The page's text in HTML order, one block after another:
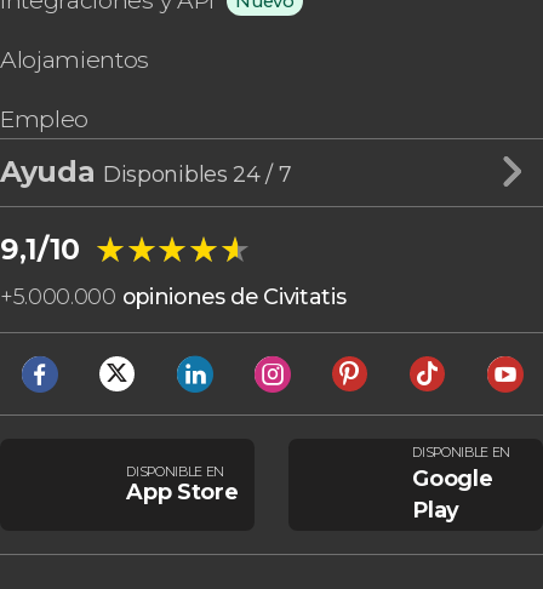
Alojamientos
Empleo
Ayuda Disponibles 24 / 7
9,1/10 ★★★★★
★★★★★
+5.000.000 opiniones de Civitatis
DISPONIBLE EN
App Store
DISPONIBLE EN
Google
Play